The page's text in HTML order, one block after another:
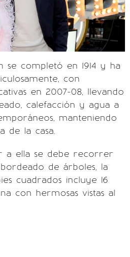
se completó en 1914 y ha
con
en 2007-08, llevando
calefacción y agua a
manteniendo
de la casa.
a ella se debe recorrer
de árboles, la
cuadrados incluye 16
con hermosas vistas al